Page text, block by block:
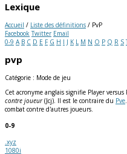
Lexique
Accueil / Liste des définitions / PvP
Facebook Twitter Email
0-9 A B C D E F G H I J K L M N O P Q R S
pvp
Catégorie : Mode de jeu
Cet acronyme anglais signifie Player
contre joueur(Jcj). Il est le contraire du Pve
combat contre d'autres joueurs.
0-9
.xyz
1080i